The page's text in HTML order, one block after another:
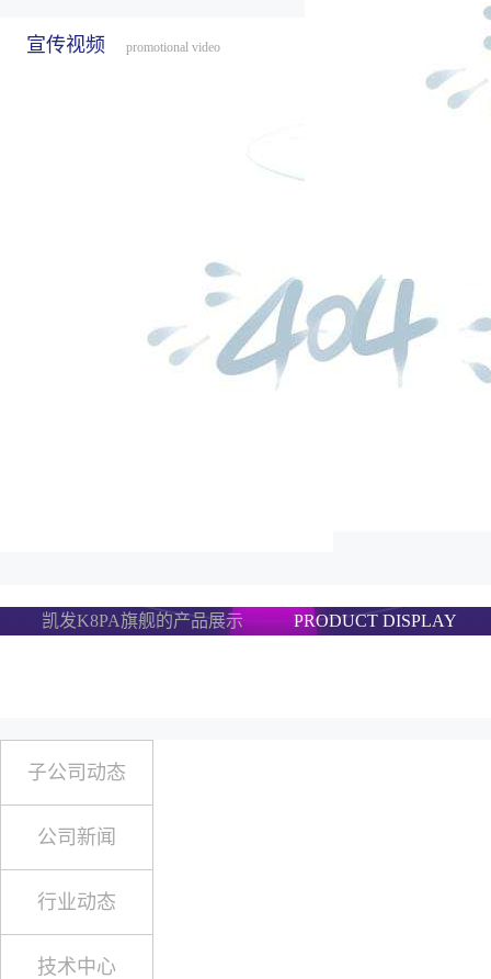
宣传视频 promotional video
凯发K8PA旗舰的产品展示 PRODUCT DISPLAY
子公司动态
公司新闻
行业动态
技术中心